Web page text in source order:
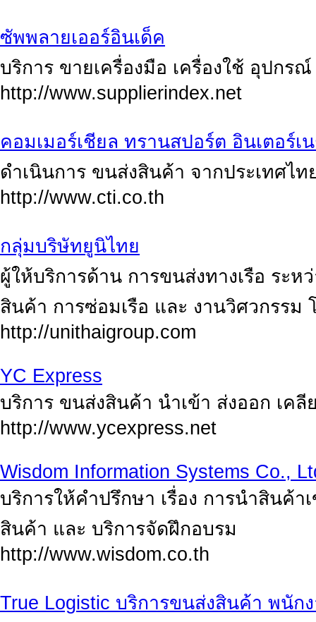
ซัพพลายเออร์อินเด็ค
บริการ ขายเครื่องมือ เครื่องใช้ อุปกร
http://www.supplierindex.net
คอมเมอร์เชียล ทรานสปอร์ต อินเตอร์เ
ดำเนินการ ขนส่งสินค้า จากประเทศไท
http://www.cti.co.th
กลุ่มบริษัทยูนิไทย
ผู้ให้บริการด้าน การขนส่งทางเรือ ระห
สินค้า การซ่อมเรือ และ งานวิศวกรรม
http://unithaigroup.com
YC Express
บริการ ขนส่งสินค้า นำเข้า ส่งออก เค
http://www.ycexpress.net
Wisdom Information Systems Co.,
บริการให้คำปรึกษา เรื่อง การนำสินค้
สินค้า และ บริการจัดฝึกอบรม
http://www.wisdom.co.th
True Logistic บริการขนส่งสินค้า พนักง